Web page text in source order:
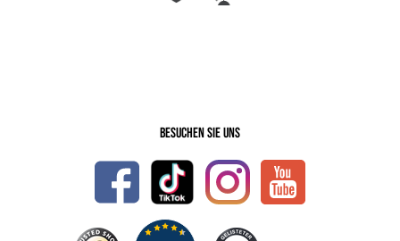
Besuchen Sie uns